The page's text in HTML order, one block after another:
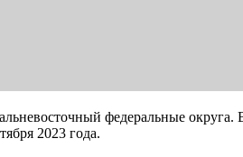
федеральные округа.
2023 года.